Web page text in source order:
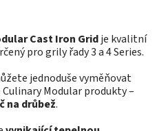
Cast Iron Gridje kvalitní
pro grily řady 3 a 4 Series.
jednoduše vyměňovat
Modular produkty –
na drůbež.